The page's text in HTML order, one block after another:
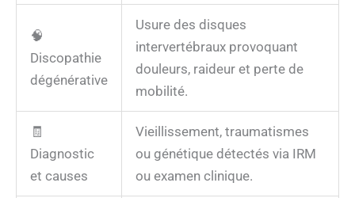
🧠
Discopathie
dégénérative
Usure des disques
intervertébraux provoquant
douleurs, raideur et perte de
mobilité.
🧾
Diagnostic
et causes
Vieillissement, traumatismes
ou génétique détectés via IRM
ou examen clinique.